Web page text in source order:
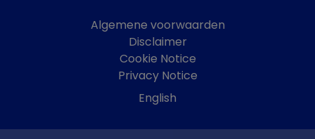
Algemene voorwaarden
Disclaimer
Cookie Notice
Privacy Notice
English